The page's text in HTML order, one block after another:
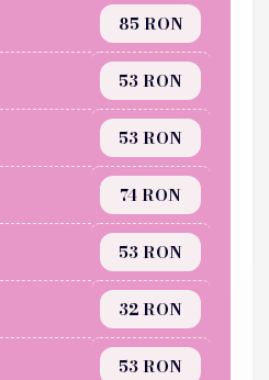
85 RON
53 RON
53 RON
74 RON
53 RON
32 RON
53 RON